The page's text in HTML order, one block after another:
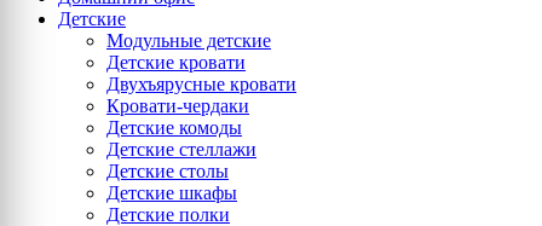
Детские
Модульные детские
Детские кровати
Двухъярусные кровати
Кровати-чердаки
Детские комоды
Детские стеллажи
Детские столы
Детские шкафы
Детские полки